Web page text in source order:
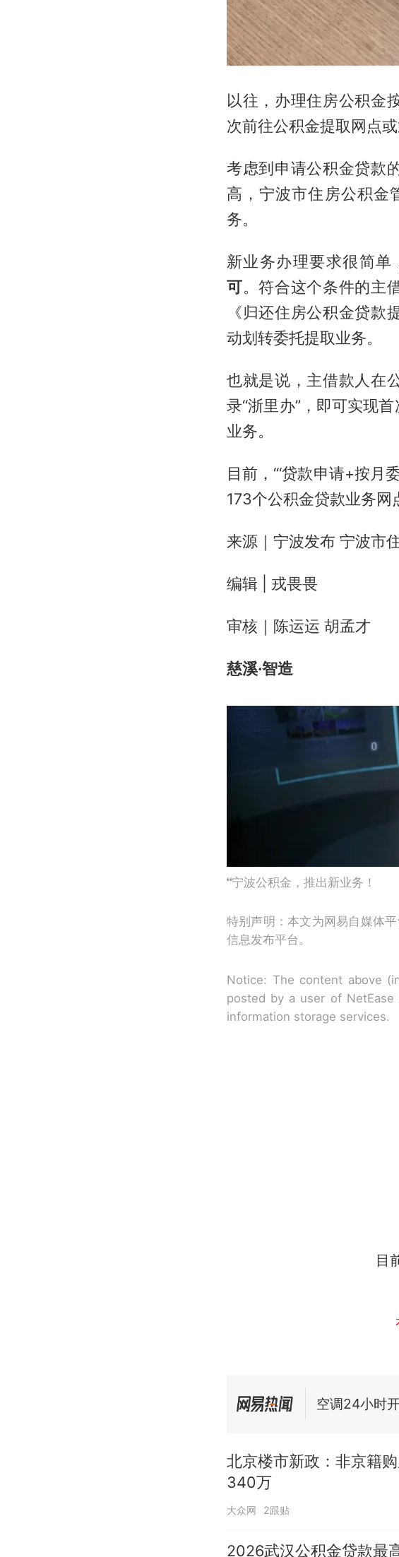
以往，办理住房公积金
次前往公积金提取网点或
考虑到申请公积金贷款
高，宁波市住房公积金
务。
新业务办理要求很简单
可。符合这个条件的主
《归还住房公积金贷款
动划转委托提取业务。
也就是说，主借款人在
录“浙里办”，即可实现
业务。
目前，“‘贷款申请+按月
173个公积金贷款业务网
来源｜宁波发布 宁波市
编辑 | 戎畏畏
审核｜陈运运 胡孟才
慈溪·智造
宁波公积金，推出新业务！
特别声明：本文为网易自媒体
信息发布平台。
Notice: The content above
posted by a user of
information storage services.
目
那个在床
佛山一中学
空调24小时
北京楼市新政：非京籍
340万
大众网 2跟贴
2026武汉公积金贷款最